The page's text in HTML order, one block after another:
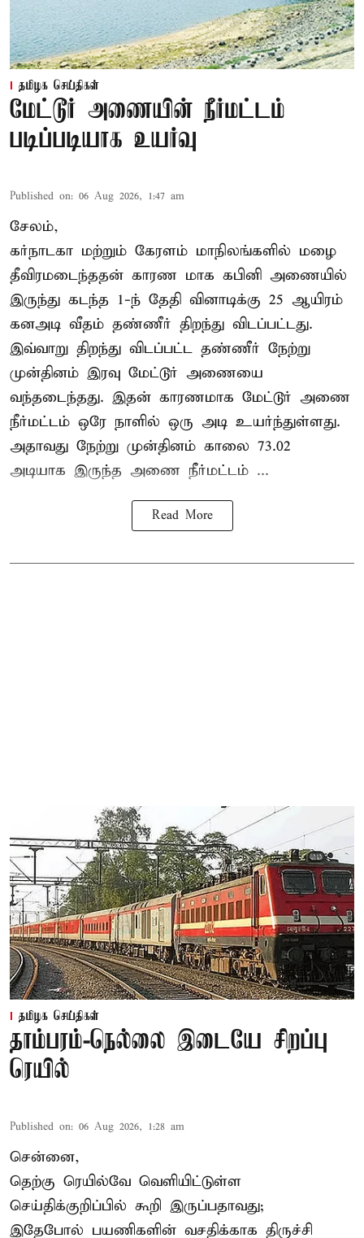
தமிழக செய்திகள்
மேட்டூர் அணையின் நீர்மட்டம்
படிப்படியாக உயர்வு
Published on: 06 Aug 2026, 1:47 am
சேலம்,
கர்நாடகா மற்றும் கேரளம் மாநிலங்களில் மழை
தீவிரமடைந்ததன் காரண மாக கபினி அணையில்
இருந்து கடந்த 1-ந் தேதி வினாடிக்கு 25 ஆயிரம்
கனஅடி வீதம் தண்ணீர் திறந்து விடப்பட்டது.
இவ்வாறு திறந்து விடப்பட்ட தண்ணீர் நேற்று
முன்தினம் இரவு மேட்டூர் அணையை
வந்தடைந்தது. இதன் காரணமாக மேட்டூர் அணை
நீர்மட்டம் ஒரே நாளில் ஒரு அடி உயர்ந்துள்ளது.
அதாவது நேற்று முன்தினம் காலை 73.02
அடியாக இருந்த அணை நீர்மட்டம் ...
Read More
தமிழக செய்திகள்
தாம்பரம்-நெல்லை இடையே சிறப்பு
ரெயில்
Published on: 06 Aug 2026, 1:28 am
சென்னை,
தெற்கு ரெயில்வே வெளியிட்டுள்ள
செய்திக்குறிப்பில் கூறி இருப்பதாவது;
இதேபோல் பயணிகளின் வசதிக்காக திருச்சி